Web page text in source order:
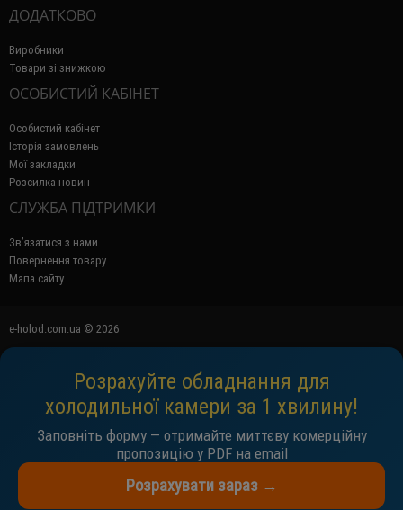
ДОДАТКОВО
Виробники
Товари зі знижкою
ОСОБИСТИЙ КАБІНЕТ
Особистий кабінет
Історія замовлень
Мої закладки
Розсилка новин
СЛУЖБА ПІДТРИМКИ
Зв’язатися з нами
Повернення товару
Мапа сайту
e-holod.com.ua © 2026
Розрахуйте обладнання для
холодильної камери за 1 хвилину!
Заповніть форму — отримайте миттєву комерційну
пропозицію у PDF на email
Розрахувати зараз →